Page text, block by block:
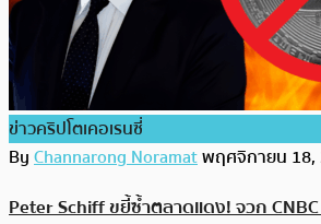
ข่าวคริปโตเคอเรนซี่
ByChannarong Noramatพฤศจิกายน 18,
Peter Schiff ขยี้ซ้ำตลาดแดง! จวก